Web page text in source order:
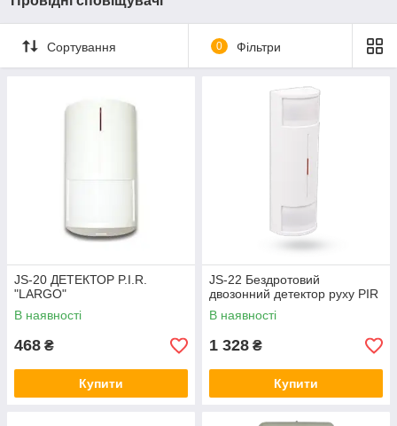
Сортування 0 Фільтри
JS-20 ДЕТЕКТОР P.I.R.
"LARGO"
В наявності
468 ₴
Купити
JS-22 Бездротовий
двозонний детектор руху PIR
В наявності
1 328 ₴
Купити